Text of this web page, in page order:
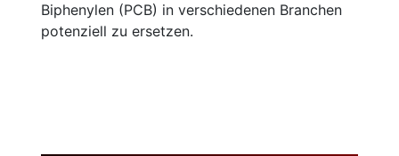
Biphenylen (PCB) in verschiedenen Branchen
potenziell zu ersetzen.